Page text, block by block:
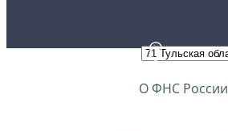
О ФНС России